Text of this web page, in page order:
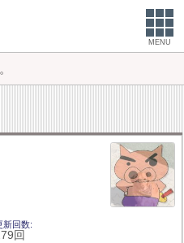
MENU
新回数
回